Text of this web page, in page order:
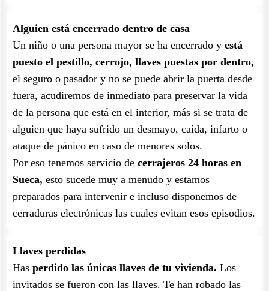
Alguien está encerrado dentro de casa
Un niño o una persona mayor se ha encerrado y está
puesto el pestillo, cerrojo, llaves puestas por dentro,
el seguro o pasador y no se puede abrir la puerta desde
fuera, acudiremos de inmediato para preservar la vida
de la persona que está en el interior, más si se trata de
alguien que haya sufrido un desmayo, caída, infarto o
ataque de pánico en caso de menores solos.
Por eso tenemos servicio de cerrajeros 24 horas en
Sueca, esto sucede muy a menudo y estamos
preparados para intervenir e incluso disponemos de
cerraduras electrónicas las cuales evitan esos episodios.
Llaves perdidas
Has perdido las únicas llaves de tu vivienda. Los
invitados se fueron con las llaves. Te han robado las